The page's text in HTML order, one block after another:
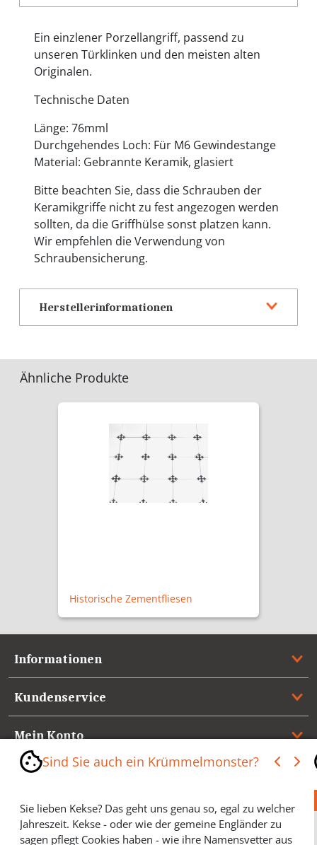
Ein einzlener Porzellangriff, passend zu
unseren Türklinken und den meisten alten
Originalen.
Technische Daten
Länge: 76mml
Durchgehendes Loch: Für M6 Gewindestange
Material: Gebrannte Keramik, glasiert
Bitte beachten Sie, dass die Schrauben der
Keramikgriffe nicht zu fest angezogen werden
sollten, da die Griffhülse sonst platzen kann.
Wir empfehlen die Verwendung von
Schraubensicherung.
Herstellerinformationen
Ähnliche Produkte
Historische Zementfliesen
Informationen
Kundenservice
Mein Konto
Referenzen
Medienspiegel & Presseinformationen
Sind Sie auch ein Krümmelmonster?
Sie lieben Kekse? Das geht uns genau so, egal zu welcher
Jahreszeit. Kekse - oder wie der gemeine Engländer zu
sagen pflegt Cookies haben - wie ihre Namensvetter aus